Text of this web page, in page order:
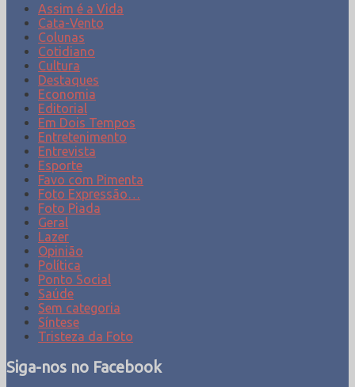
Assim é a Vida
Cata-Vento
Colunas
Cotidiano
Cultura
Destaques
Economia
Editorial
Em Dois Tempos
Entretenimento
Entrevista
Esporte
Favo com Pimenta
Foto Expressão…
Foto Piada
Geral
Lazer
Opinião
Política
Ponto Social
Saúde
Sem categoria
Síntese
Tristeza da Foto
Siga-nos no Facebook